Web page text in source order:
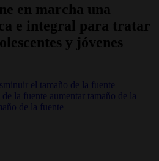
en marcha una
e integral para tratar
y jóvenes
el tamaño de la fuente
aumentar tamaño de la